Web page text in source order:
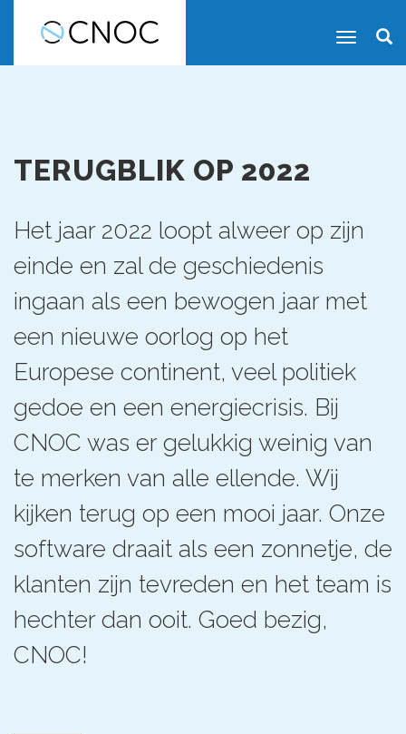
TERUGBLIK OP 2022
Het jaar 2022 loopt alweer op zijn
einde en zal de geschiedenis
ingaan als een bewogen jaar met
een nieuwe oorlog op het
Europese continent, veel politiek
gedoe en een energiecrisis. Bij
CNOC was er gelukkig weinig van
te merken van alle ellende. Wij
kijken terug op een mooi jaar. Onze
software draait als een zonnetje, de
klanten zijn tevreden en het team is
hechter dan ooit. Goed bezig,
CNOC!